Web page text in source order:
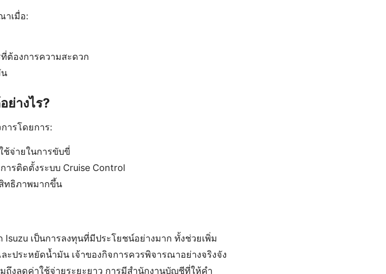
าเมื่อ:
ต้องการความสะดวก
ย่างไร?
ารโดยการ:
ช้จ่ายในการขับขี่
ารติดตั้งระบบ Cruise Control
ทธิภาพมากขึ้น
เป็นการลงทุนที่มีประโยชน์อย่างมาก ทั้งช่วยเพิ่ม
ะประหยัดน้ำมัน เจ้าของกิจการควรพิจารณาอย่างจริงจัง
ถึงลดค่าใช้จ่ายระยะยาว การมีสำนักงานบัญชีที่ให้คำ